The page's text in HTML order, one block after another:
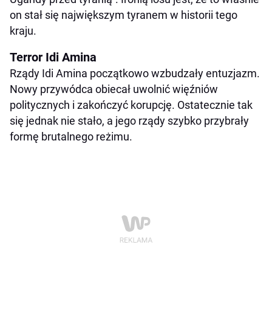
on stał się największym tyranem w historii tego
kraju.
Terror Idi Amina
Rządy Idi Amina początkowo wzbudzały entuzjazm.
Nowy przywódca obiecał uwolnić więźniów
politycznych i zakończyć korupcję. Ostatecznie tak
się jednak nie stało, a jego rządy szybko przybrały
formę brutalnego reżimu.